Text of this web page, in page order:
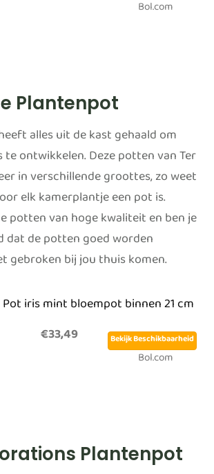
Bol.com
Plantenpot
alles uit de kast gehaald om
ontwikkelen. Deze potten van Ter
in verschillende groottes, zo weet
elk kamerplantje een pot is.
potten van hoge kwaliteit en ben je
dat de potten goed worden
gebroken bij jou thuis komen.
iris mint bloempot binnen 21 cm
€33,49
Bekijk Beschikbaarheid
Bol.com
Plantenpot